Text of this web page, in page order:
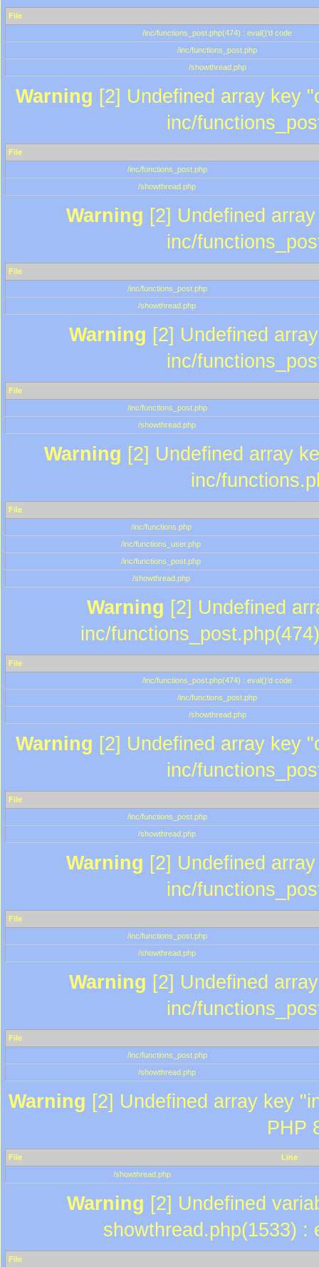
File
/inc/functions_post.php(474) : eval()'d code
/inc/functions_post.php
/showthread.php
Warning [2] Undefined array key
inc/
File
/inc/functions_post.php
/showthread.php
Warning [2] Undefined
inc/
File
/inc/functions_post.php
/showthread.php
Warning [2] Undefined
inc/
File
/inc/functions_post.php
/showthread.php
Warning [2] Undefined array
inc/
File
/inc/functions.php
/inc/functions_user.php
/inc/functions_post.php
/showthread.php
Warning [2] Undefined
inc/
File
/inc/functions_post.php(474) : eval()'d code
/inc/functions_post.php
/showthread.php
Warning [2] Undefined array key
inc/
File
/inc/functions_post.php
/showthread.php
Warning [2] Undefined
inc/
File
/inc/functions_post.php
/showthread.php
Warning [2] Undefined
inc/
File
/inc/functions_post.php
/showthread.php
Warning [2] Undefined array key
PHP
File
Line
/showthread.php
Warning [2] Undefined
showthread.php(1533) :
File